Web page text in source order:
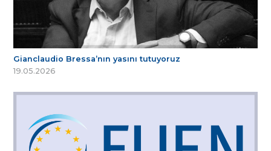
Gianclaudio Bressa’nın yasını tutuyoruz
19.05.2026